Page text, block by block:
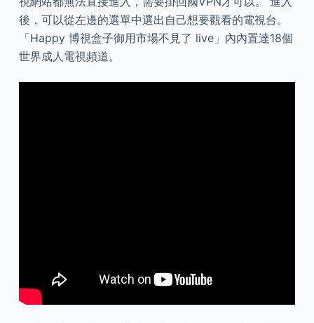
後，可以從左邊的選單中選出自己想要觀看的電視台。
「Happy 博視盒子御用市場不見了 live」內內置達18個
世界成人電視頻道。